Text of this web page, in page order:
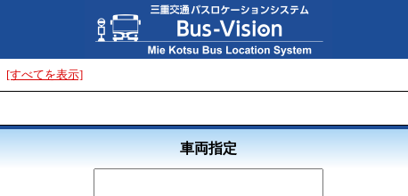
[すべてを表示]
車両指定